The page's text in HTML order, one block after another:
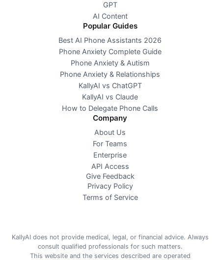
GPT
AI Content
Popular Guides
Best AI Phone Assistants 2026
Phone Anxiety Complete Guide
Phone Anxiety & Autism
Phone Anxiety & Relationships
KallyAI vs ChatGPT
KallyAI vs Claude
How to Delegate Phone Calls
Company
About Us
For Teams
Enterprise
API Access
Give Feedback
Privacy Policy
Terms of Service
KallyAI does not provide medical, legal, or financial advice. Always
consult qualified professionals for such matters.
This website and the services described are operated